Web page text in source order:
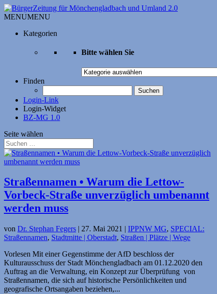
MENUMENU
Kategorien
Bitte wählen Sie
Bitte
Sie
Finden
nach:
Login-Link
Login-Widget
BZ-MG 1.0
Seite wählen
Straßennamen • Warum die Lettow-
Vorbeck-Straße unverzüglich umbenannt
werden muss
von Dr. Stephan Fegers | 27. Mai 2021 | IPPNW MG, SPECIAL:
Straßennamen, Stadtmitte | Oberstadt, Straßen | Plätze | Wege
Vorlesen Mit einer Gegenstimme der AfD beschloss der
Kulturausschuss der Stadt Mönchengladbach am 01.12.2020 den
Auftrag an die Verwaltung, ein Konzept zur Überprüfung von
Straßennamen, die sich auf historische Persönlichkeiten und
geografische Ortsangaben beziehen,...